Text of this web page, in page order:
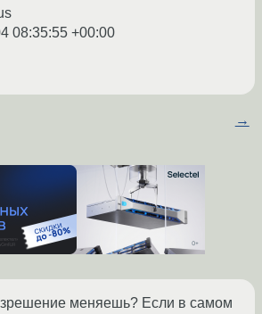
08:35:55 +00:00
→
меняешь? Если в самом